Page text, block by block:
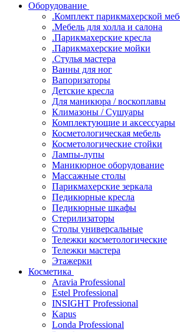
Оборудование
.Комплект парикмахерской
.Мебель для холла и салона
.Парикмахерские кресла
.Парикмахерские мойки
.Стулья мастера
Ванны для ног
Вапоризаторы
Детские кресла
Для маникюра / воскоплавы
Климазоны / Сушуары
Комплектующие и аксессуары
Косметологическая мебель
Косметологические стойки
Лампы-лупы
Маникюрное оборудование
Массажные столы
Парикмахерские зеркала
Педикюрные кресла
Педикюрные шкафы
Стерилизаторы
Столы универсальные
Тележки косметологические
Тележки мастера
Этажерки
Косметика
Aravia Professional
Estel Professional
INSIGHT Professional
Kapus
Londa Professional